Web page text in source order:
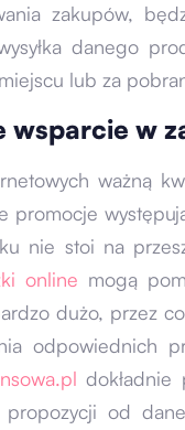
zakupów,
danego
lub za
wsparcie w
ważną
promocje
nie stoi na
online mogą
dużo, przez
odpowiednich
dokładnie
od